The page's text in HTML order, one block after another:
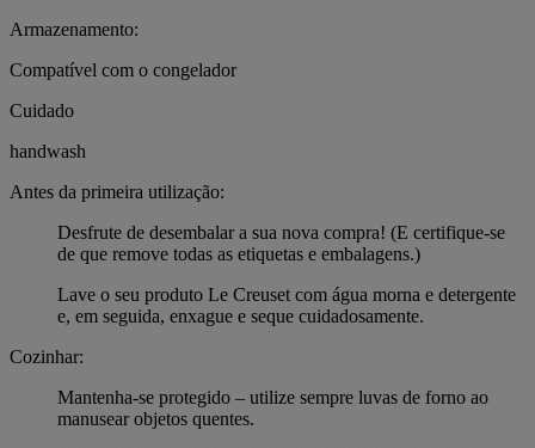
Armazenamento:
Compatível com o congelador
Cuidado
handwash
Antes da primeira utilização:
Desfrute de desembalar a sua nova compra! (E certifique-se
de que remove todas as etiquetas e embalagens.)
Lave o seu produto Le Creuset com água morna e detergente
e, em seguida, enxague e seque cuidadosamente.
Cozinhar:
Mantenha-se protegido – utilize sempre luvas de forno ao
manusear objetos quentes.